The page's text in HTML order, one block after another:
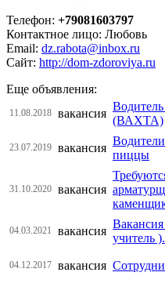
Телефон: +79081603797
Контактное лицо: Любовь
Email: dz.rabota@inbox.ru
Сайт: http://dom-zdoroviya.ru
Еще объявления:
11.08.2018 вакансия
(ВАХТА)
23.07.2019 вакансия
пиццы
31.10.2020 вакансия
04.03.2021 вакансия
учитель ).
04.12.2017 вакансия